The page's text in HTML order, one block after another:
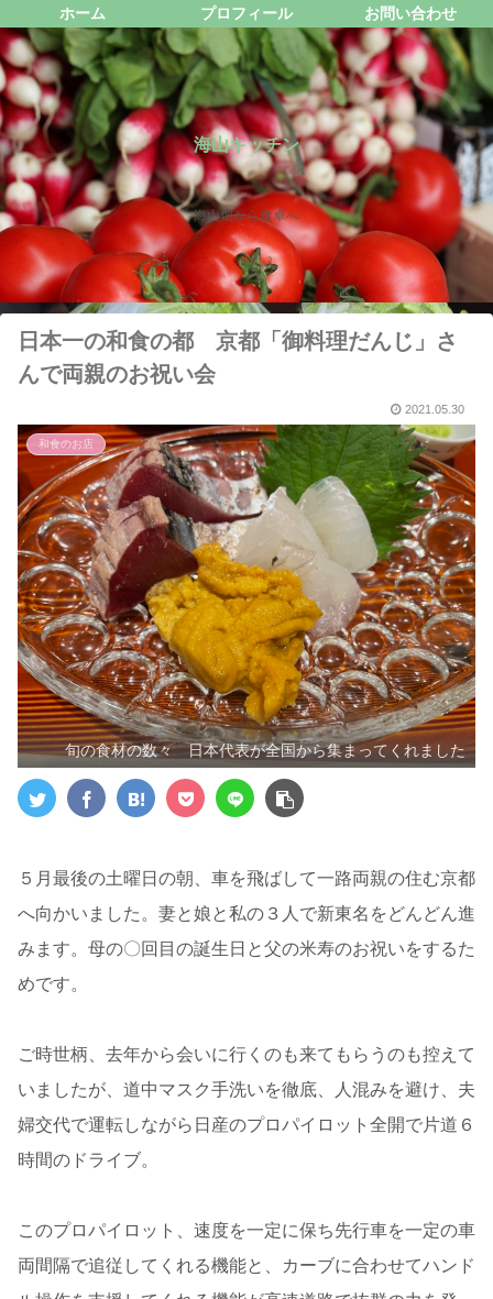
海山キッチン
海山畑から食卓へ
ホーム プロフィール お問い合わせ
日本一の和食の都 京都「御料理だんじ」さ
んで両親のお祝い会
2021.05.30
和食のお店
旬の食材の数々 日本代表が全国から集まってくれました
５月最後の土曜日の朝、車を飛ばして一路両親の住む京都
へ向かいました。妻と娘と私の３人で新東名をどんどん進
みます。母の〇回目の誕生日と父の米寿のお祝いをするた
めです。
ご時世柄、去年から会いに行くのも来てもらうのも控えて
いましたが、道中マスク手洗いを徹底、人混みを避け、夫
婦交代で運転しながら日産のプロパイロット全開で片道６
時間のドライブ。
このプロパイロット、速度を一定に保ち先行車を一定の車
両間隔で追従してくれる機能と、カーブに合わせてハンド